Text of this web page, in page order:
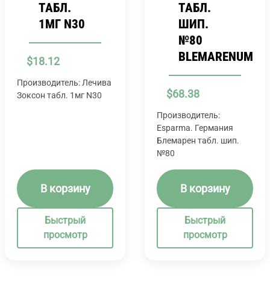
ТАБЛ.
1МГ N30
$18.12
Производитель: Лечива
Зоксон табл. 1мг N30
В корзину
Быстрый
просмотр
ТАБЛ.
ШИП.
№80
BLEMARENUM
$68.38
Производитель:
Esparma. Германия
Блемарен табл. шип.
№80
В корзину
Быстрый
просмотр